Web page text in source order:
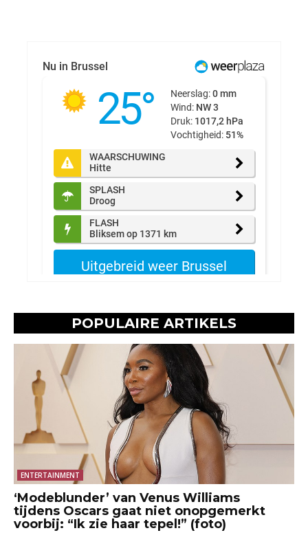
POPULAIRE ARTIKELS
ENTERTAINMENT
‘Modeblunder’ van Venus Williams
tijdens Oscars gaat niet onopgemerkt
voorbij: “Ik zie haar tepel!” (foto)